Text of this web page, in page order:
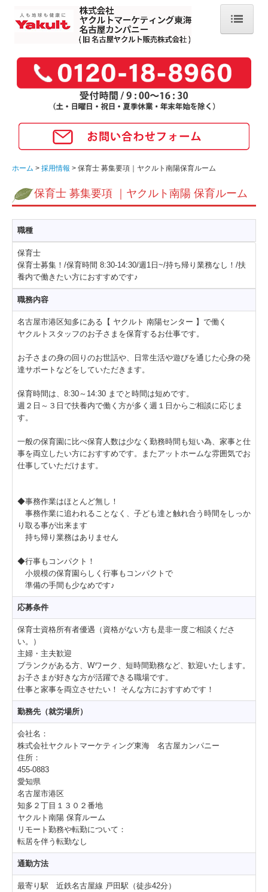
採用情報
ヤクルトレディ
キャンペーン情報
お届けに関するご依頼
健康教室
おしえて！ヤクルトマン
会社情報
会社概要
販売エリア・販売拠点
健康経営への取り組み
ホーム 採用情報 保育士 募集要項｜ヤクルト南陽保育ルーム
保育士 募集要項 ｜ヤクルト南陽 保育ルーム
職種
保育士
保育士募集！/保育時間 8:30-14:30/週1日~/持ち帰り業務なし！/扶
養内で働きたい方におすすめです♪
職務内容
名古屋市港区知多にある【 ヤクルト 南陽センター 】で働く
ヤクルトスタッフのお子さまを保育するお仕事です。
お子さまの身の回りのお世話や、日常生活や遊びを通じた心身の発
達サポートなどをしていただきます。
保育時間は、8:30～14:30 までと時間は短めです。
週２日～３日で扶養内で働く方が多く週１日からご相談に応じま
す。
一般の保育園に比べ保育人数は少なく勤務時間も短い為、家事と仕
事を両立したい方におすすめです。またアットホームな雰囲気でお
仕事していただけます。
◆事務作業はほとんど無し！
事務作業に追われることなく、子ども達と触れ合う時間をしっか
り取る事が出来ます
持ち帰り業務はありません
◆行事もコンパクト！
小規模の保育園らしく行事もコンパクトで
準備の手間も少なめです♪
応募条件
保育士資格所有者優遇（資格がない方も是非一度ご相談くださ
い。）
主婦・主夫歓迎
ブランクがある方、Wワーク、短時間勤務など、歓迎いたします。
お子さまが好きな方が活躍できる職場です。
仕事と家事を両立させたい！ そんな方におすすめです！
勤務先（就労場所）
会社名：
株式会社ヤクルトマーケティング東海 名古屋カンパニー
住所：
455-0883
愛知県
名古屋市港区
知多２丁目１３０２番地
ヤクルト南陽 保育ルーム
リモート勤務や転勤について：
転居を伴う転勤なし
通勤方法
最寄り駅 近鉄名古屋線 戸田駅（徒歩42分）